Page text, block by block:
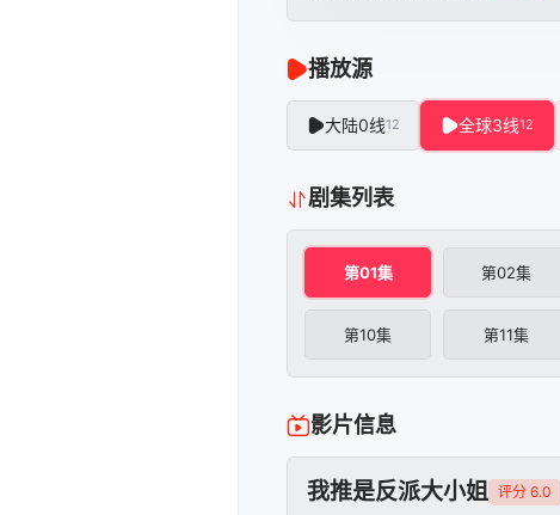
播放源
大陆0线12 全球3线12
剧集列表
第01集 第02集
第10集 第11集
影片信息
我推是反派大小姐 评分 6.0